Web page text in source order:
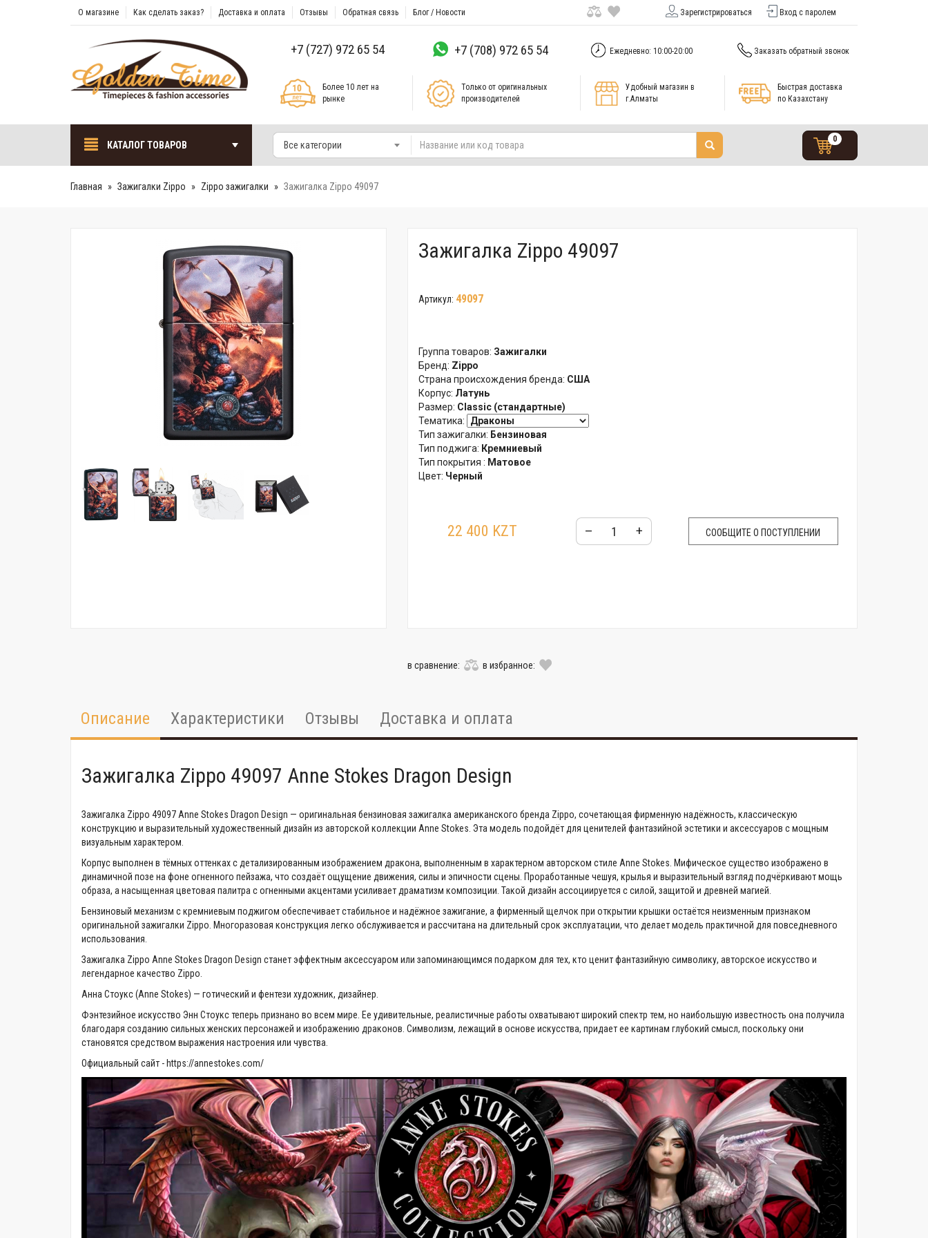
О магазине Как сделать заказ? Доставка и оплата Отзывы Обратная связь Блог / Новости Зарегистрироваться Вход с паролем
+7 (727) 972 65 54 +7 (708) 972 65 54 Ежедневно: 10:00-20:00 Заказать обратный звонок
Более 10 лет на
рынке
Только от оригинальных
производителей
Удобный магазин в
г.Алматы
Быстрая доставка
по Казахстану
КАТАЛОГ ТОВАРОВ Все категории
0
Главная Зажигалки Zippo Zippo зажигалки Зажигалка Zippo 49097
Зажигалка Zippo 49097
Артикул: 49097
Группа товаров: Зажигалки
Бренд: Zippo
Страна происхождения бренда: США
Корпус: Латунь
Размер: Classic (стандартные)
Тематика:
Тип зажигалки: Бензиновая
Тип поджига: Кремниевый
Тип покрытия : Матовое
Цвет: Черный
22 400 KZT – + СООБЩИТЕ О ПОСТУПЛЕНИИ
в сравнение: в избранное:
Описание Характеристики Отзывы Доставка и оплата
Зажигалка Zippo 49097 Anne Stokes Dragon Design
Зажигалка Zippo 49097 Anne Stokes Dragon Design — оригинальная бензиновая зажигалка американского бренда Zippo, сочетающая фирменную надёжность, классическую
конструкцию и выразительный художественный дизайн из авторской коллекции Anne Stokes. Эта модель подойдёт для ценителей фантазийной эстетики и аксессуаров с мощным
визуальным характером.
Корпус выполнен в тёмных оттенках с детализированным изображением дракона, выполненным в характерном авторском стиле Anne Stokes. Мифическое существо изображено в
динамичной позе на фоне огненного пейзажа, что создаёт ощущение движения, силы и эпичности сцены. Проработанные чешуя, крылья и выразительный взгляд подчёркивают мощь
образа, а насыщенная цветовая палитра с огненными акцентами усиливает драматизм композиции. Такой дизайн ассоциируется с силой, защитой и древней магией.
Бензиновый механизм с кремниевым поджигом обеспечивает стабильное и надёжное зажигание, а фирменный щелчок при открытии крышки остаётся неизменным признаком
оригинальной зажигалки Zippo. Многоразовая конструкция легко обслуживается и рассчитана на длительный срок эксплуатации, что делает модель практичной для повседневного
использования.
Зажигалка Zippo Anne Stokes Dragon Design станет эффектным аксессуаром или запоминающимся подарком для тех, кто ценит фантазийную символику, авторское искусство и
легендарное качество Zippo.
Анна Стоукс (Anne Stokes) — готический и фентези художник, дизайнер.
Фэнтезийное искусство Энн Стоукс теперь признано во всем мире. Ее удивительные, реалистичные работы охватывают широкий спектр тем, но наибольшую известность она получила
благодаря созданию сильных женских персонажей и изображению драконов. Символизм, лежащий в основе искусства, придает ее картинам глубокий смысл, поскольку они
становятся средством выражения настроения или чувства.
Официальный сайт - https://annestokes.com/